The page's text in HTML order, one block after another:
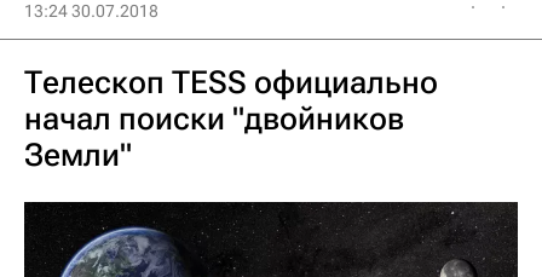
13:24 30.07.2018
Телескоп TESS официально
начал поиски "двойников
Земли"